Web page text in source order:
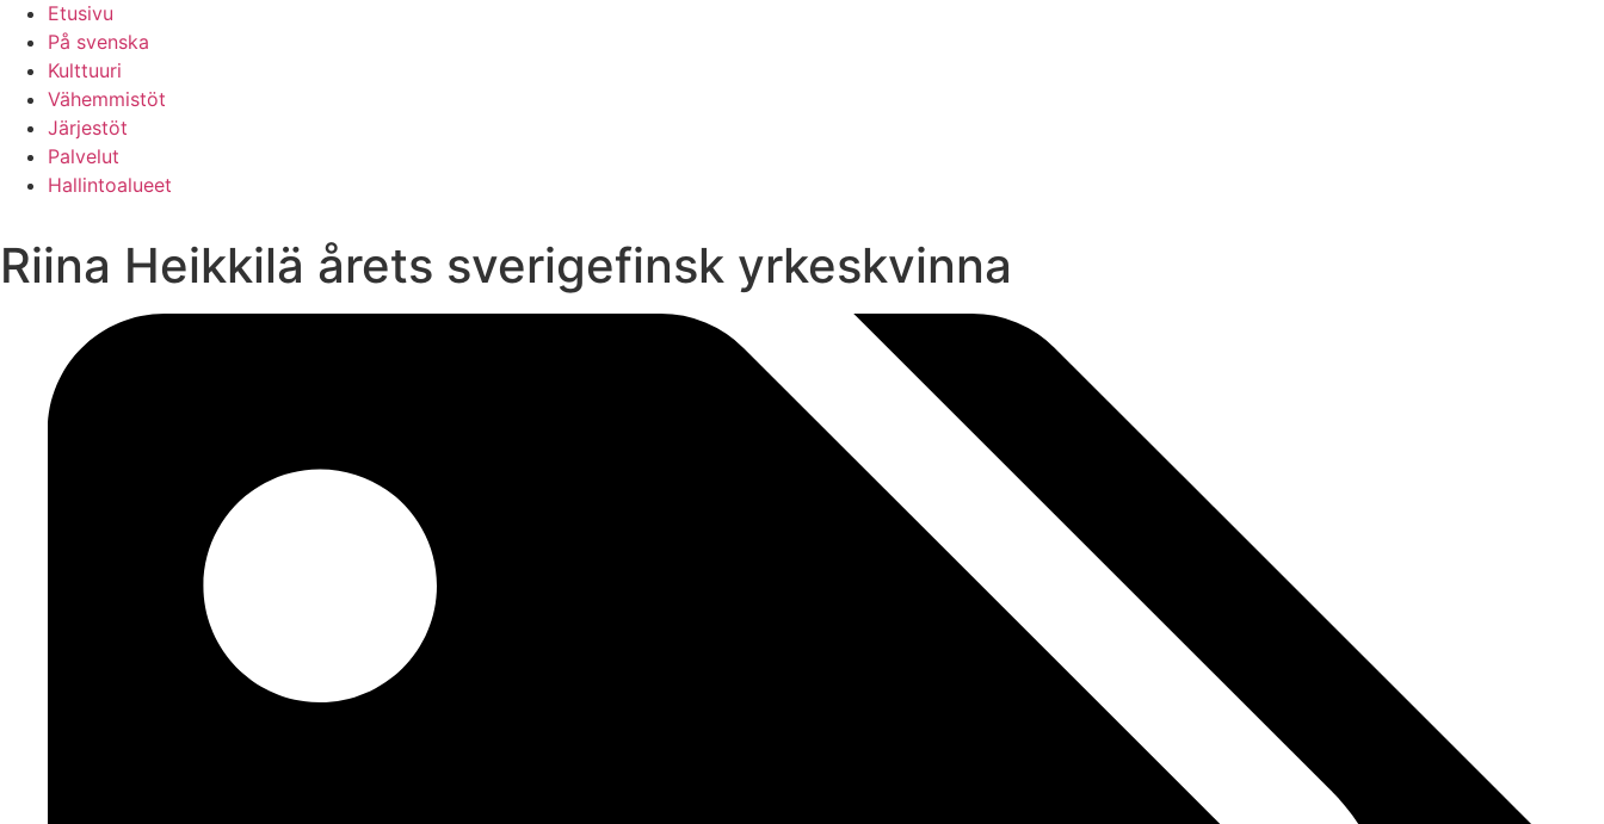
Etusivu
På svenska
Kulttuuri
Vähemmistöt
Järjestöt
Palvelut
Hallintoalueet
Riina Heikkilä årets sverigefinsk yrkeskvinna